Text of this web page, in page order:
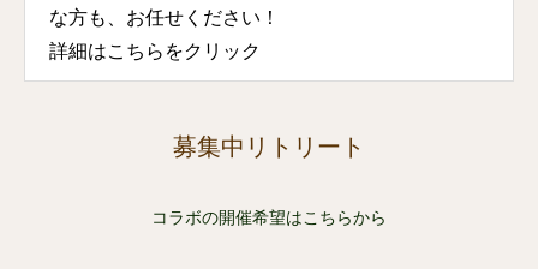
な方も、お任せください！
詳細はこちらをクリック
募集中リトリート
コラボの開催希望はこちらから